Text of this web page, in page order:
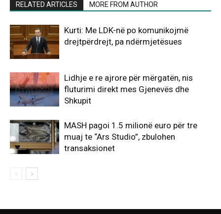
RELATED ARTICLES MORE FROM AUTHOR
Kurti: Me LDK-në po komunikojmë
drejtpërdrejt, pa ndërmjetësues
Lidhje e re ajrore për mërgatën, nis
fluturimi direkt mes Gjenevës dhe
Shkupit
MASH pagoi 1.5 milionë euro për tre
muaj te “Ars Studio”, zbulohen
transaksionet